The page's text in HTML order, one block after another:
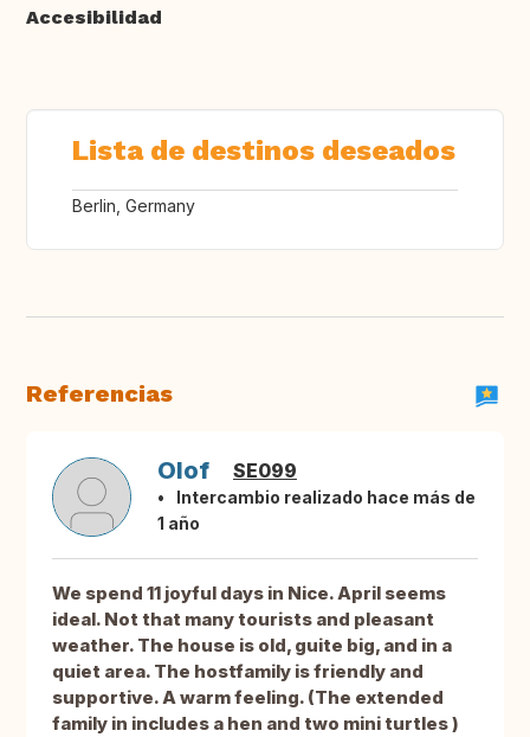
Accesibilidad
Lista de destinos deseados
Berlin, Germany
Referencias
Olof SE099
Intercambio realizado hace más de
1 año
We spend 11 joyful days in Nice. April seems
ideal. Not that many tourists and pleasant
weather. The house is old, guite big, and in a
quiet area. The hostfamily is friendly and
supportive. A warm feeling. (The extended
family in includes a hen and two mini turtles )